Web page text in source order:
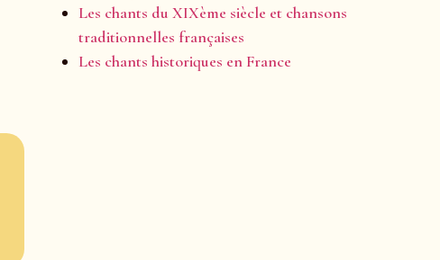
Les chants du XIXème siècle et chansons
traditionnelles françaises
Les chants historiques en France